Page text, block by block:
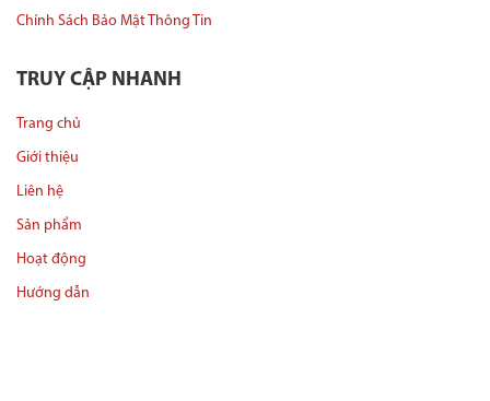
Chính Sách Bảo Mật Thông Tin
TRUY CẬP NHANH
Trang chủ
Giới thiệu
Liên hệ
Sản phẩm
Hoạt động
Hướng dẫn